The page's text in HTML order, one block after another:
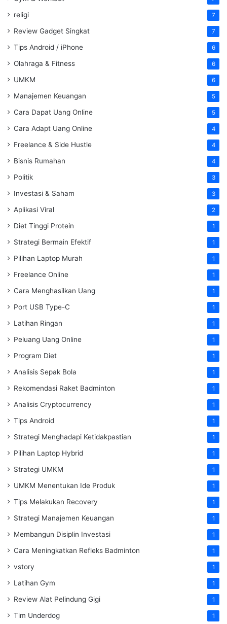
religi 7
Review Gadget Singkat 7
Tips Android / iPhone 6
Olahraga & Fitness 6
UMKM 6
Manajemen Keuangan 5
Cara Dapat Uang Online 5
Cara Adapt Uang Online 4
Freelance & Side Hustle 4
Bisnis Rumahan 4
Politik 3
Investasi & Saham 3
Aplikasi Viral 2
Diet Tinggi Protein 1
Strategi Bermain Efektif 1
Pilihan Laptop Murah 1
Freelance Online 1
Cara Menghasilkan Uang 1
Port USB Type-C 1
Latihan Ringan 1
Peluang Uang Online 1
Program Diet 1
Analisis Sepak Bola 1
Rekomendasi Raket Badminton 1
Analisis Cryptocurrency 1
Tips Android 1
Strategi Menghadapi Ketidakpastian 1
Pilihan Laptop Hybrid 1
Strategi UMKM 1
UMKM Menentukan Ide Produk 1
Tips Melakukan Recovery 1
Strategi Manajemen Keuangan 1
Membangun Disiplin Investasi 1
Cara Meningkatkan Refleks Badminton 1
vstory 1
Latihan Gym 1
Review Alat Pelindung Gigi 1
Tim Underdog 1